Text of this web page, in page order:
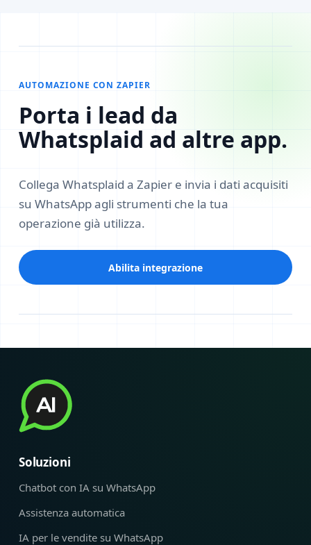
AUTOMAZIONE CON ZAPIER
Porta i lead da
Whatsplaid ad altre app.
Collega Whatsplaid a Zapier e invia i dati acquisiti
su WhatsApp agli strumenti che la tua
operazione già utilizza.
Abilita integrazione
Soluzioni
Chatbot con IA su WhatsApp
Assistenza automatica
IA per le vendite su WhatsApp